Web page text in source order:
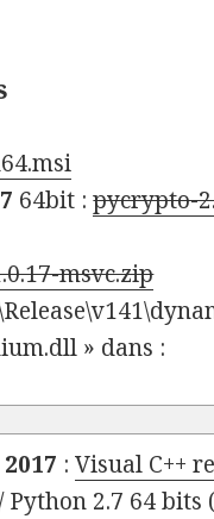
64bit :pycrypto-
msvc.zip
» dans :
:Visual C++
Python 2.7 64 bits